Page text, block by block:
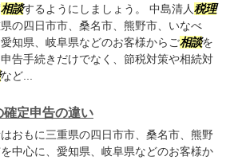
相談するようにしましょう。 中島清人税理
の四日市市、桑名市、熊野市、いなべ
知県、岐阜県などのお客様からご相談を
告手続きだけでなく、節税対策や相続対
など...
定申告の違い
おもに三重県の四日市市、桑名市、熊野
中心に、愛知県、岐阜県などのお客様か